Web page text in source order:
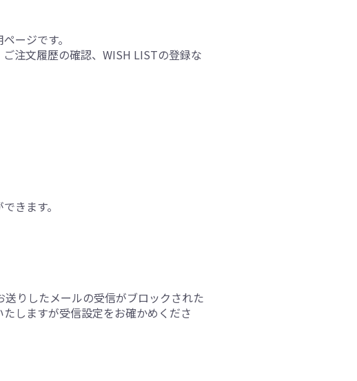
ージです。
注文履歴の確認、WISH LISTの登録な
きます。
りしたメールの受信がブロックされた
しますが受信設定をお確かめくださ